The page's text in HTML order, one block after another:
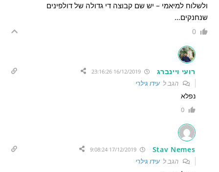
ולשלוח למיאמי – יש שם קבוצה די גדולה של דולפינים
שנחנקים…
0
רועי ויינברג
הגב לעידו גילרי
נפלא
0
Stav Nemes
17/12/2019 9:08:24
הגב לעידו גילרי